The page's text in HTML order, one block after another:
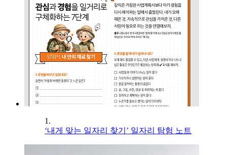
1.
‘내게 맞는 일자리 찾기’ 일자리 탐험 노트